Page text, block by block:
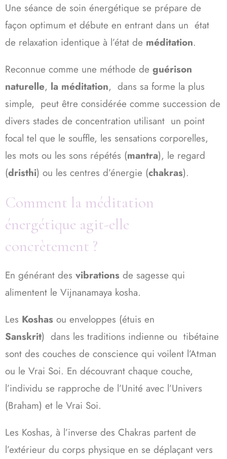
Une séance de soin énergétique se prépare de
façon optimum et débute en entrant dans un état
de relaxation identique à l’état de méditation.
Reconnue comme une méthode de guérison
naturelle, la méditation, dans sa forme la plus
simple, peut être considérée comme succession de
divers stades de concentration utilisant un point
focal tel que le souffle, les sensations corporelles,
les mots ou les sons répétés (mantra), le regard
(dristhi) ou les centres d’énergie (chakras).
Comment la méditation
énergétique agit-elle
concrètement ?
En générant des vibrations de sagesse qui
alimentent le Vijnanamaya kosha.
Les Koshas ou enveloppes (étuis en
Sanskrit) dans les traditions indienne ou tibétaine
sont des couches de conscience qui voilent l’Atman
ou le Vrai Soi. En découvrant chaque couche,
l’individu se rapproche de l’Unité avec l’Univers
(Braham) et le Vrai Soi.
Les Koshas, à l’inverse des Chakras partent de
l’extérieur du corps physique en se déplaçant vers